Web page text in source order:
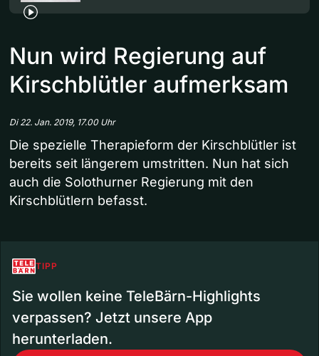
Nun wird Regierung auf
Kirschblütler aufmerksam
Di 22. Jan. 2019, 17.00 Uhr
Die spezielle Therapieform der Kirschblütler ist
bereits seit längerem umstritten. Nun hat sich
auch die Solothurner Regierung mit den
Kirschblütlern befasst.
TIPP
Sie wollen keine TeleBärn-Highlights
verpassen? Jetzt unsere App
herunterladen.